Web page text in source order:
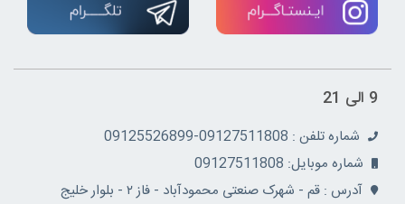
9 الی 21
شماره تلفن : 09127511808-09125526899
شماره موبایل: 09127511808
آدرس : قم - شهرک صنعتی محمودآباد - فاز ۲ - بلوار خلیج